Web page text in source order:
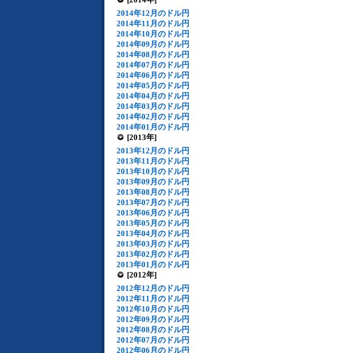
2014年12月のドル円
2014年11月のドル円
2014年10月のドル円
2014年09月のドル円
2014年08月のドル円
2014年07月のドル円
2014年06月のドル円
2014年05月のドル円
2014年04月のドル円
2014年03月のドル円
2014年02月のドル円
2014年01月のドル円
[2013年]
2013年12月のドル円
2013年11月のドル円
2013年10月のドル円
2013年09月のドル円
2013年08月のドル円
2013年07月のドル円
2013年06月のドル円
2013年05月のドル円
2013年04月のドル円
2013年03月のドル円
2013年02月のドル円
2013年01月のドル円
[2012年]
2012年12月のドル円
2012年11月のドル円
2012年10月のドル円
2012年09月のドル円
2012年08月のドル円
2012年07月のドル円
2012年06月のドル円